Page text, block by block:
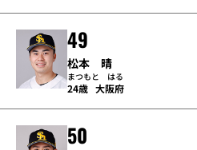
49
松本 晴
まつもと はる
24歳 大阪府
50